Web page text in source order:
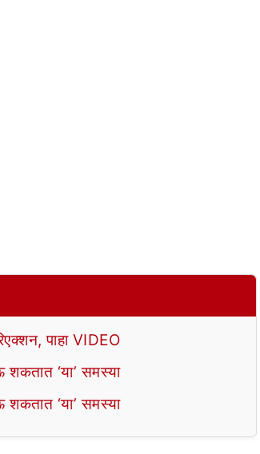
पाहा VIDEO
‘या’ समस्या
‘या’ समस्या